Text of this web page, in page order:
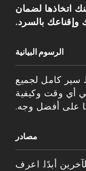
اتخاذها لضمان
وإقناعك بالسرد.
الرسوم البيانية
سير كامل لجميع
أي وقت وكيفية
على أفضل وجه.
مصادر
أبدًا. اعرف